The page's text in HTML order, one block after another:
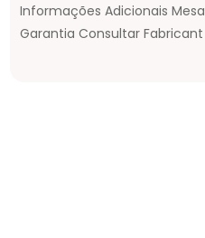
Informações Adicionais Mesa
Garantia Consultar Fabricant